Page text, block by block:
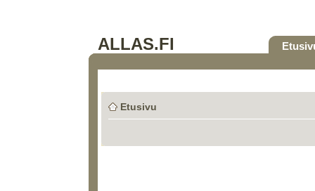
ALLAS.FI
Etusivu